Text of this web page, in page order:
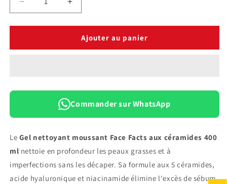
Réduire
la
quantité
Gel
Facts
Céramides
Sébum
400
ml
Augmenter
la
quantité
Gel
Facts
Céramides
400
ml
Ajouter au panier
Commander sur WhatsApp
Le Gel nettoyant moussant Face Facts aux céramides 400
ml nettoie en profondeur les peaux grasses et à
imperfections sans les décaper. Sa formule aux 5 céramides,
acide hyaluronique et niacinamide élimine l'excès de sébum